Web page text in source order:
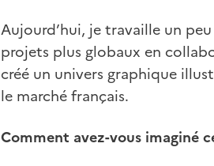
Aujourd’hui, je travaille un
projets plus globaux en
créé un univers graphique
le marché français.
Comment avez-vous imaginé